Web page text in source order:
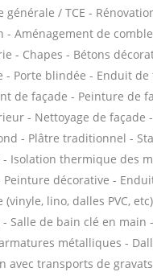
générale / TCE -
- Aménagement de
- Chapes - Bétons
- Porte blindée - Enduit de
de façade - Peinture de
- Nettoyage de façade
- Plâtre traditionnel -
Isolation thermique des
Peinture décorative -
(vinyle, lino, dalles PVC,
- Salle de bain clé en main
métalliques -
avec transports de